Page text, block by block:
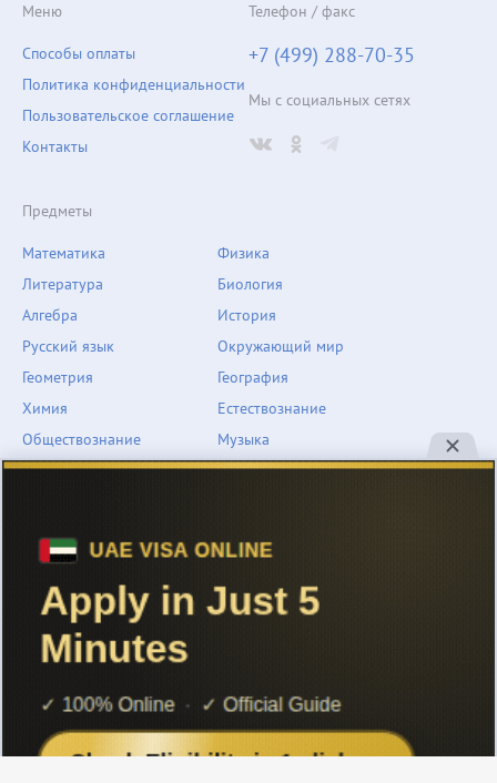
Предметы
Математика
Литература
Алгебра
Русский язык
Геометрия
Химия
Физика
Биология
История
Окружающий мир
География
Естествознание
Обществознание
Английский язык
Информатика
Человек и мир
Музыка
ОБЖ
Меню
Способы оплаты
Политика конфиденциальности
Пользовательское соглашение
Контакты
Телефон / факс
+7 (499) 288-70-35
Мы с социальных сетях